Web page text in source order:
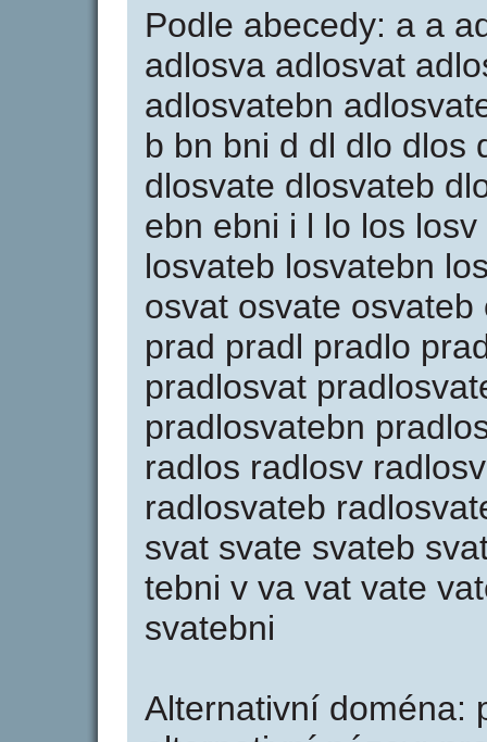
Podle abecedy: a a
adlosva adlosvat
adlosvatebn
b bn bni d dl dlo dlos
dlosvate dlosvateb
ebn ebni i l lo los
losvateb losvatebn
osvat osvate
prad pradl pradlo
pradlosvat
pradlosvatebn
radlos radlosv
radlosvateb
svat svate svateb
tebni v va vat vate
svatebni
Alternativní doména: